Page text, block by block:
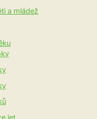
a mládež